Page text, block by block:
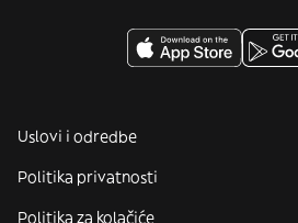
Uslovi i odredbe
Politika privatnosti
Politika za kolačiće